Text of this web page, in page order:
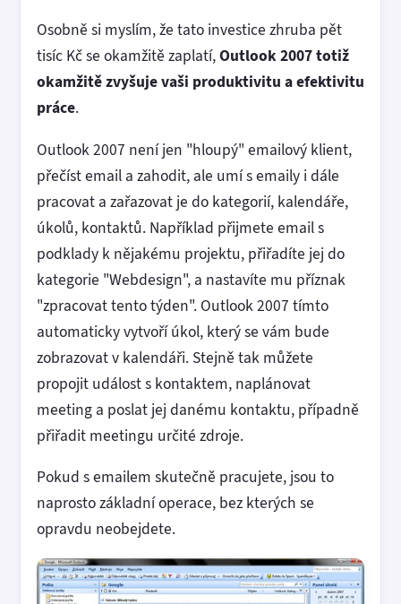
Osobně si myslím, že tato investice zhruba pět
tisíc Kč se okamžitě zaplatí,Outlook 2007 totiž
okamžitě zvyšuje vaši produktivitu a efektivitu
práce.
Outlook 2007 není jen "hloupý" emailový klient,
přečíst email a zahodit, ale umí s emaily i dále
pracovat a zařazovat je do kategorií, kalendáře,
úkolů, kontaktů. Například přijmete email s
podklady k nějakému projektu, přiřadíte jej do
kategorie "Webdesign", a nastavíte mu příznak
"zpracovat tento týden". Outlook 2007 tímto
automaticky vytvoří úkol, který se vám bude
zobrazovat v kalendáři. Stejně tak můžete
propojit událost s kontaktem, naplánovat
meeting a poslat jej danému kontaktu, případně
přiřadit meetingu určité zdroje.
Pokud s emailem skutečně pracujete, jsou to
naprosto základní operace, bez kterých se
opravdu neobejdete.